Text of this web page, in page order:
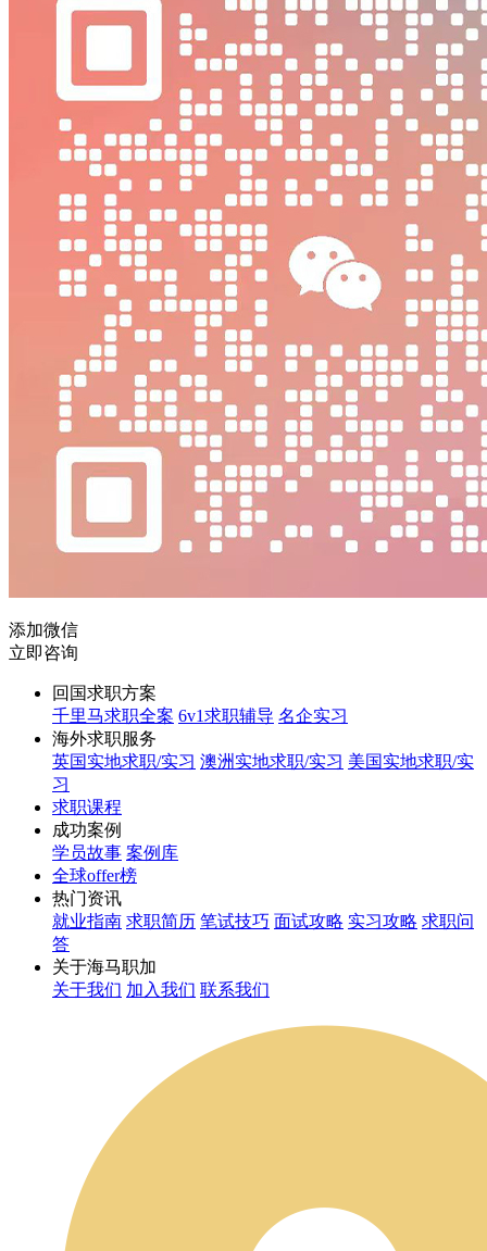
添加微信
立即咨询
回国求职方案
千里马求职全案 6v1求职辅导 名企实习
海外求职服务
英国实地求职/实习 澳洲实地求职/实习 美国实地求职/实
习
求职课程
成功案例
学员故事 案例库
全球offer榜
热门资讯
就业指南 求职简历 笔试技巧 面试攻略 实习攻略 求职问
答
关于海马职加
关于我们 加入我们 联系我们